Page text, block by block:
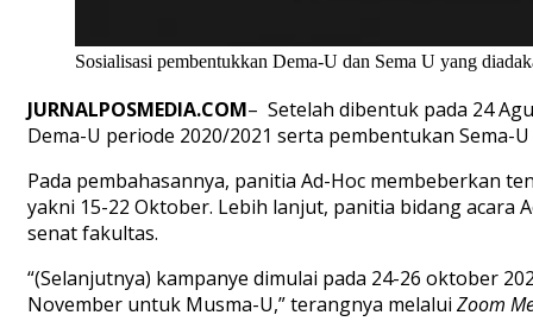
Sosialisasi pembentukkan Dema-U dan Sema U yang
JURNALPOSMEDIA.COM– Setelah dibentuk pada 24
Dema-U periode 2020/2021 serta pembentukan Sema-
Pada pembahasannya, panitia Ad-Hoc membeberkan
yakni 15-22 Oktober. Lebih lanjut, panitia bidang acara
senat fakultas.
“(Selanjutnya) kampanye dimulai pada 24-26 oktober
November untuk Musma-U,” terangnya melalui Zoom